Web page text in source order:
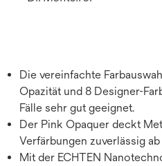
Die vereinfachte
Opazität und 8 Designer-
Fälle sehr gut geeignet.
Der Pink Opaquer deckt
Verfärbungen zuverlässig ab
Mit der ECHTEN